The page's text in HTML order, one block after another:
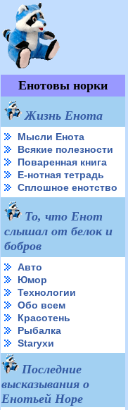
Енотовы норки
Жизнь Енота
Мысли Енота
Всякие полезности
Поваренная книга
Е-нотная тетрадь
Сплошное енотство
То, что Енот
слышал от белок и
бобров
Авто
Юмор
Технологии
Обо всем
Красотень
Рыбалка
Starухи
Последние
высказывания о
Енотьей Норе